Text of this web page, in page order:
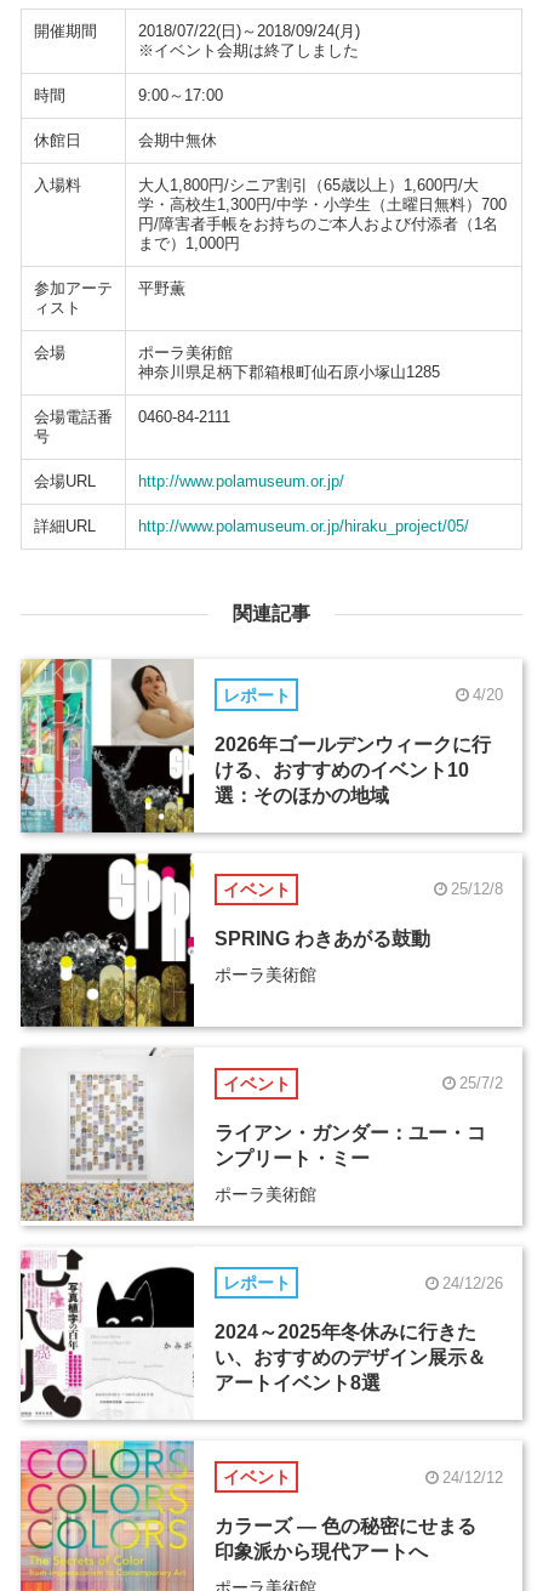
開催期間
2018/07/22(日)～2018/09/24(月)
※イベント会期は終了しました
時間 9:00～17:00
休館日 会期中無休
入場料
大人1,800円/シニア割引（65歳以上）1,600円/大
学・高校生1,300円/中学・小学生（土曜日無料）700
円/障害者手帳をお持ちのご本人および付添者（1名
まで）1,000円
参加アーテ
ィスト
平野薫
会場
ポーラ美術館
神奈川県足柄下郡箱根町仙石原小塚山1285
会場電話番
号
0460-84-2111
会場URL http://www.polamuseum.or.jp/
詳細URL http://www.polamuseum.or.jp/hiraku_project/05/
関連記事
レポート 4/20
2026年ゴールデンウィークに行
ける、おすすめのイベント10
選：そのほかの地域
イベント 25/12/8
SPRING わきあがる鼓動
ポーラ美術館
イベント 25/7/2
ライアン・ガンダー：ユー・コ
ンプリート・ミー
ポーラ美術館
レポート 24/12/26
2024～2025年冬休みに行きた
い、おすすめのデザイン展示＆
アートイベント8選
イベント 24/12/12
カラーズ ― 色の秘密にせまる
印象派から現代アートへ